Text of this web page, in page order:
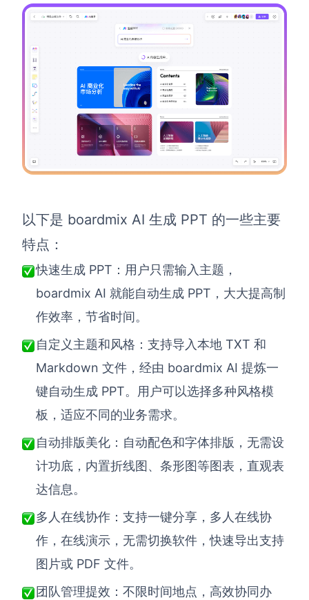
ER图
UML图
数据流图
情绪板
查看所有场景
AI创作
AI生成用户旅程图
AI生成鱼骨图
AI生成甘特图
AI生成组织结构图
AI生成PEST分析
AI生成5Why分析
AI生成平衡计分卡
AI生成胜任力模型
AI生成价值链
以下是 boardmix AI 生成 PPT 的一些主要
特点：
快速生成 PPT：用户只需输入主题，
boardmix AI 就能自动生成 PPT，大大提高制
作效率，节省时间。
自定义主题和风格：支持导入本地 TXT 和
Markdown 文件，经由 boardmix AI 提炼一
键自动生成 PPT。用户可以选择多种风格模
板，适应不同的业务需求。
自动排版美化：自动配色和字体排版，无需设
计功底，内置折线图、条形图等图表，直观表
达信息。
多人在线协作：支持一键分享，多人在线协
作，在线演示，无需切换软件，快速导出支持
图片或 PDF 文件。
团队管理提效：不限时间地点，高效协同办